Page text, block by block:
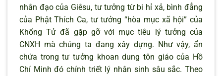
nhân đạo của Giêsu, tư tưởng từ bi hỉ xả, bình đẳng
của Phật Thích Ca, tư tưởng “hòa mục xã hội” của
Khổng Tử đã gặp gỡ với mục tiêu lý tưởng của
CNXH mà chúng ta đang xây dựng. Như vậy, ẩn
chứa trong tư tưởng khoan dung tôn giáo của Hồ
Chí Minh đó chính triết lý nhân sinh sâu sắc. Theo